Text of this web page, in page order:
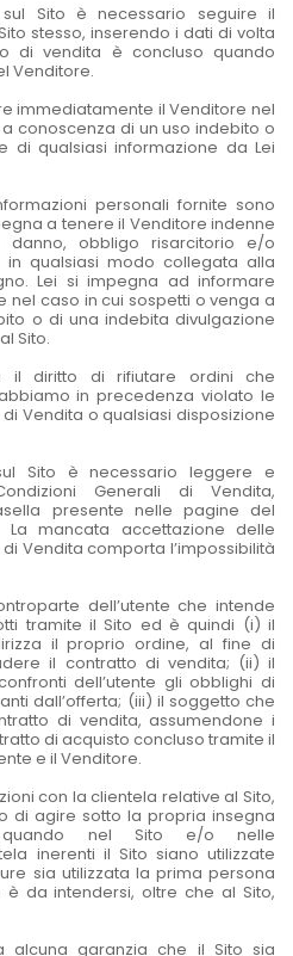
Sito è necessario seguire il
stesso, inserendo i dati di volta
di vendita è concluso quando
Venditore.
immediatamente il Venditore nel
conoscenza di un uso indebito o
di qualsiasi informazione da Lei
personali fornite sono
a tenere il Venditore indenne
obbligo risarcitorio e/o
qualsiasi modo collegata alla
Lei si impegna ad informare
nel caso in cui sospetti o venga a
o di una indebita divulgazione
Sito.
il diritto di rifiutare ordini che
in precedenza violato le
Vendita o qualsiasi disposizione
Sito è necessario leggere e
Generali di Vendita,
presente nelle pagine del
mancata accettazione delle
Vendita comporta l’impossibilità
dell’utente che intende
tramite il Sito ed è quindi (i) il
il proprio ordine, al fine di
il contratto di vendita; (ii) il
dell’utente gli obblighi di
dall’offerta; (iii) il soggetto che
di vendita, assumendone i
di acquisto concluso tramite il
e il Venditore.
con la clientela relative al Sito,
di agire sotto la propria insegna
quando nel Sito e/o nelle
inerenti il Sito siano utilizzate
sia utilizzata la prima persona
da intendersi, oltre che al Sito,
alcuna garanzia che il Sito sia